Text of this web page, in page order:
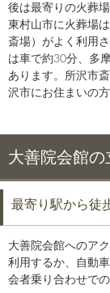
後は最寄りの火葬
東村山市に火葬場
斎場）がよく利用
は車で約30分、多
あります。所沢市
沢市にお住まいの
大善院会館の
最寄り駅から徒
大善院会館へのア
利用するか、自動
会者乗り合わせで